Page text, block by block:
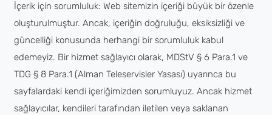
İçerik için sorumluluk: Web sitemizin içeriği büyük bir özenle
oluşturulmuştur. Ancak, içeriğin doğruluğu, eksiksizliği ve
güncelliği konusunda herhangi bir sorumluluk kabul
edemeyiz. Bir hizmet sağlayıcı olarak, MDStV § 6 Para.1 ve
TDG § 8 Para.1 (Alman Teleservisler Yasası) uyarınca bu
sayfalardaki kendi içeriğimizden sorumluyuz. Ancak hizmet
sağlayıcılar, kendileri tarafından iletilen veya saklanan